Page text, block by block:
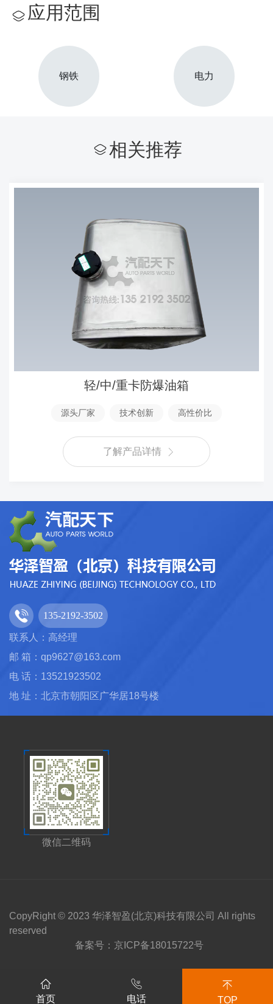
应用范围
钢铁 电力
相关推荐
轻/中/重卡防爆油箱
源头厂家 技术创新 高性价比
了解产品详情
135-2192-3502
联系人：高经理
邮 箱：qp9627@163.com
电 话：13521923502
地 址：北京市朝阳区广华居18号楼
微信二维码
CopyRight © 2023 华泽智盈(北京)科技有限公司 All rights
reserved
备案号： 京ICP备18015722号
首页 电话 TOP